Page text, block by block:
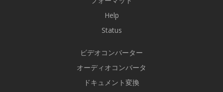
Help
Status
ビデオコンバーター
オーディオコンバータ
ドキュメント変換